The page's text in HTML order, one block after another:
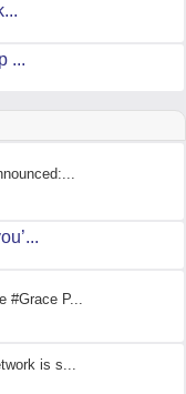
...
#Grace P...
is s...